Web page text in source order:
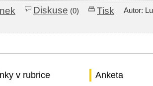
Diskuse (0) Tisk
Autor:
v rubrice Anketa